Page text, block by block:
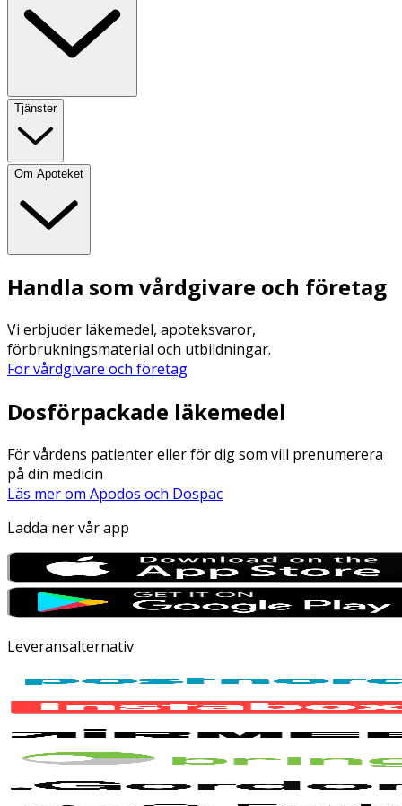
Tjänster
Om Apoteket
Handla som vårdgivare och företag
Vi erbjuder läkemedel, apoteksvaror,
förbrukningsmaterial och utbildningar.
För vårdgivare och företag
Dosförpackade läkemedel
För vårdens patienter eller för dig som vill prenumerera
på din medicin
Läs mer om Apodos och Dospac
Ladda ner vår app
Leveransalternativ